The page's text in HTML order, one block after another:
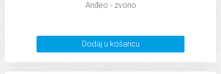
Anđeo - zvono
Dodaj u košaricu